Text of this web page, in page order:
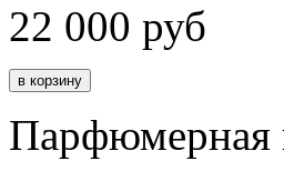
22 000 руб
Парфюмерная